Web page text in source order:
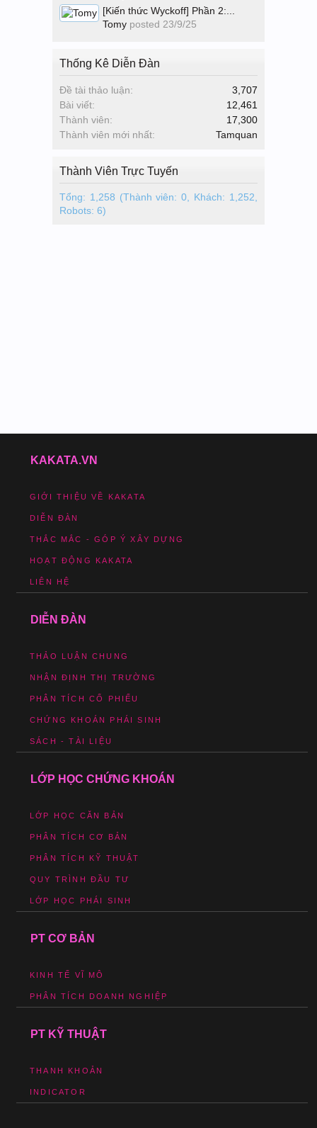
[Kiến thức Wyckoff] Phần 2:...
Tomy posted 23/9/25
Thống Kê Diễn Đàn
Đề tài thảo luận:
3,707
Bài viết:
12,461
Thành viên:
17,300
Thành viên mới nhất:
Tamquan
Thành Viên Trực Tuyến
Tổng: 1,258 (Thành viên: 0, Khách: 1,252,
Robots: 6)
KAKATA.VN
GIỚI THIỆU VỀ KAKATA
DIỄN ĐÀN
THẮC MẮC - GÓP Ý XÂY DỰNG
HOẠT ĐỘNG KAKATA
LIÊN HỆ
DIỄN ĐÀN
THẢO LUẬN CHUNG
NHẬN ĐỊNH THỊ TRƯỜNG
PHÂN TÍCH CỔ PHIẾU
CHỨNG KHOÁN PHÁI SINH
SÁCH - TÀI LIỆU
LỚP HỌC CHỨNG KHOÁN
LỚP HỌC CĂN BẢN
PHÂN TÍCH CƠ BẢN
PHÂN TÍCH KỸ THUẬT
QUY TRÌNH ĐẦU TƯ
LỚP HỌC PHÁI SINH
PT CƠ BẢN
KINH TẾ VĨ MÔ
PHÂN TÍCH DOANH NGHIỆP
PT KỸ THUẬT
THANH KHOẢN
INDICATOR